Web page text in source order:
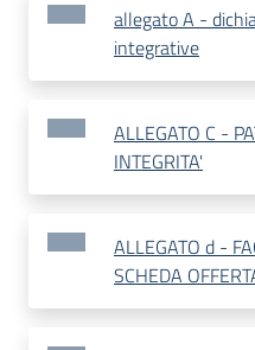
allegato A -
integrative
ALLEGATO C -
INTEGRITA'
ALLEGATO d -
SCHEDA